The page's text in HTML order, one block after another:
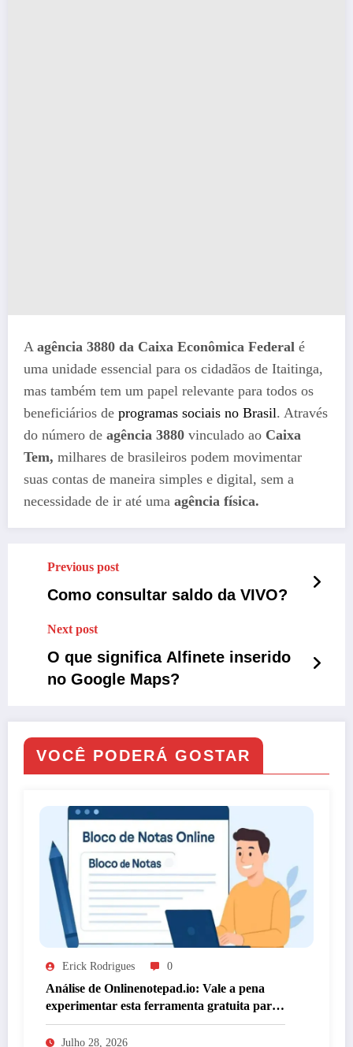
A agência 3880 da Caixa Econômica Federal é
uma unidade essencial para os cidadãos de Itaitinga,
mas também tem um papel relevante para todos os
beneficiários de programas sociais no Brasil. Através
do número de agência 3880 vinculado ao Caixa
Tem, milhares de brasileiros podem movimentar
suas contas de maneira simples e digital, sem a
necessidade de ir até uma agência física.
Previous post
Como consultar saldo da VIVO?
Next post
O que significa Alfinete inserido
no Google Maps?
VOCÊ PODERÁ GOSTAR
Erick Rodrigues 0
Análise de Onlinenotepad.io: Vale a pena
experimentar esta ferramenta gratuita para
anotações?
Julho 28, 2026